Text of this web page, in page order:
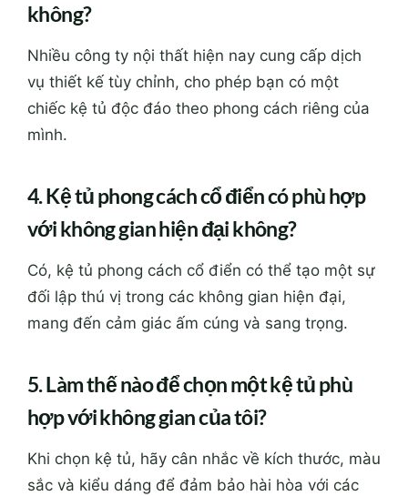
không?
Nhiều công ty nội thất hiện nay cung cấp dịch
vụ thiết kế tùy chỉnh, cho phép bạn có một
chiếc kệ tủ độc đáo theo phong cách riêng của
mình.
4. Kệ tủ phong cách cổ điển có phù hợp
với không gian hiện đại không?
Có, kệ tủ phong cách cổ điển có thể tạo một sự
đối lập thú vị trong các không gian hiện đại,
mang đến cảm giác ấm cúng và sang trọng.
5. Làm thế nào để chọn một kệ tủ phù
hợp với không gian của tôi?
Khi chọn kệ tủ, hãy cân nhắc về kích thước, màu
sắc và kiểu dáng để đảm bảo hài hòa với các